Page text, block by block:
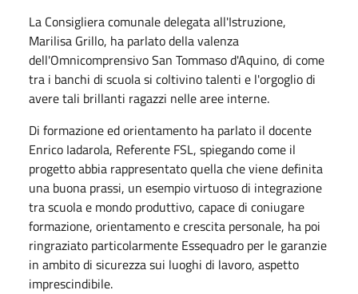
La Consigliera comunale delegata all'Istruzione,
Marilisa Grillo, ha parlato della valenza
dell'Omnicomprensivo San Tommaso d'Aquino, di come
tra i banchi di scuola si coltivino talenti e l'orgoglio di
avere tali brillanti ragazzi nelle aree interne.
Di formazione ed orientamento ha parlato il docente
Enrico Iadarola, Referente FSL, spiegando come il
progetto abbia rappresentato quella che viene definita
una buona prassi, un esempio virtuoso di integrazione
tra scuola e mondo produttivo, capace di coniugare
formazione, orientamento e crescita personale, ha poi
ringraziato particolarmente Essequadro per le garanzie
in ambito di sicurezza sui luoghi di lavoro, aspetto
imprescindibile.